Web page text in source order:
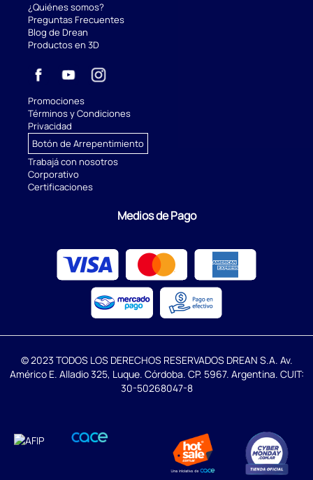
¿Quiénes somos?
Preguntas Frecuentes
Blog de Drean
Productos en 3D
Promociones
Términos y Condiciones
Privacidad
Botón de Arrepentimiento
Trabajá con nosotros
Corporativo
Certificaciones
Medios de Pago
© 2023 TODOS LOS DERECHOS RESERVADOS DREAN S.A. Av.
Américo E. Alladio 325, Luque. Córdoba. CP. 5967. Argentina. CUIT:
30-50268047-8